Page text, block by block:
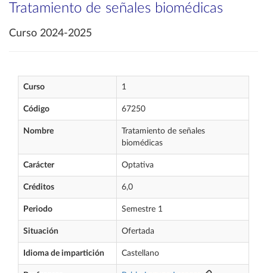
Tratamiento de señales biomédicas
Curso 2024-2025
Curso 1
Código 67250
Nombre
Tratamiento de señales
biomédicas
Carácter Optativa
Créditos 6,0
Periodo Semestre 1
Situación Ofertada
Idioma de impartición Castellano